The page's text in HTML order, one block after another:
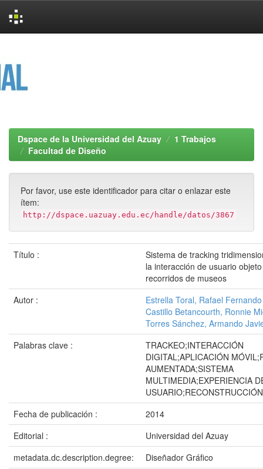
Dspace de la Universidad del Azuay
1 Trabajos
Facultad de Diseño
Por favor, use este identificador para citar o enlazar este
ítem:
http://dspace.uazuay.edu.ec/handle/datos/3867
Título :
Sistema de tracking
la interacción de usuario
recorridos de museos
Autor :
Estrella Toral, Rafael Fernando
Castillo Betancourth, Ronnie
Torres Sánchez, Armando
Palabras clave :
TRACKEO;INTERACCIÓN
DIGITAL;APLICACIÓN
AUMENTADA;SISTEMA
MULTIMEDIA;EXPERIENCIA
Fecha de publicación :
2014
Editorial :
Universidad del Azuay
metadata.dc.description.degree:
Diseñador Gráfico